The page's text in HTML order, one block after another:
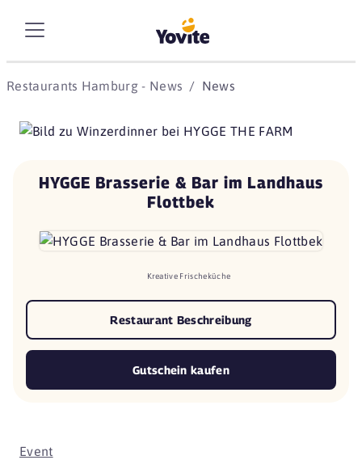
Restaurants Hamburg - News News
Event
HYGGE Brasserie & Bar im Landhaus
Flottbek
Kreative Frischeküche
Restaurant Beschreibung
Gutschein kaufen